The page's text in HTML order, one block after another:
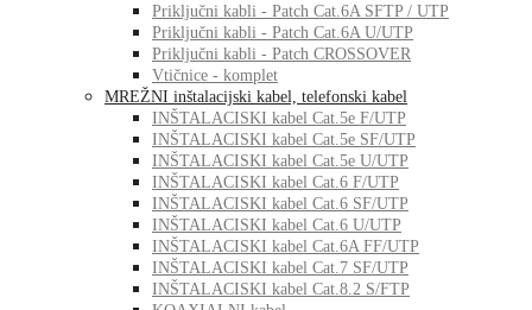
Priključni kabli - Patch Cat.6A SFTP / UTP
Priključni kabli - Patch Cat.6A U/UTP
Priključni kabli - Patch CROSSOVER
Vtičnice - komplet
MREŽNI inštalacijski kabel, telefonski kabel
INŠTALACISKI kabel Cat.5e F/UTP
INŠTALACISKI kabel Cat.5e SF/UTP
INŠTALACISKI kabel Cat.5e U/UTP
INŠTALACISKI kabel Cat.6 F/UTP
INŠTALACISKI kabel Cat.6 SF/UTP
INŠTALACISKI kabel Cat.6 U/UTP
INŠTALACISKI kabel Cat.6A FF/UTP
INŠTALACISKI kabel Cat.7 SF/UTP
INŠTALACISKI kabel Cat.8.2 S/FTP